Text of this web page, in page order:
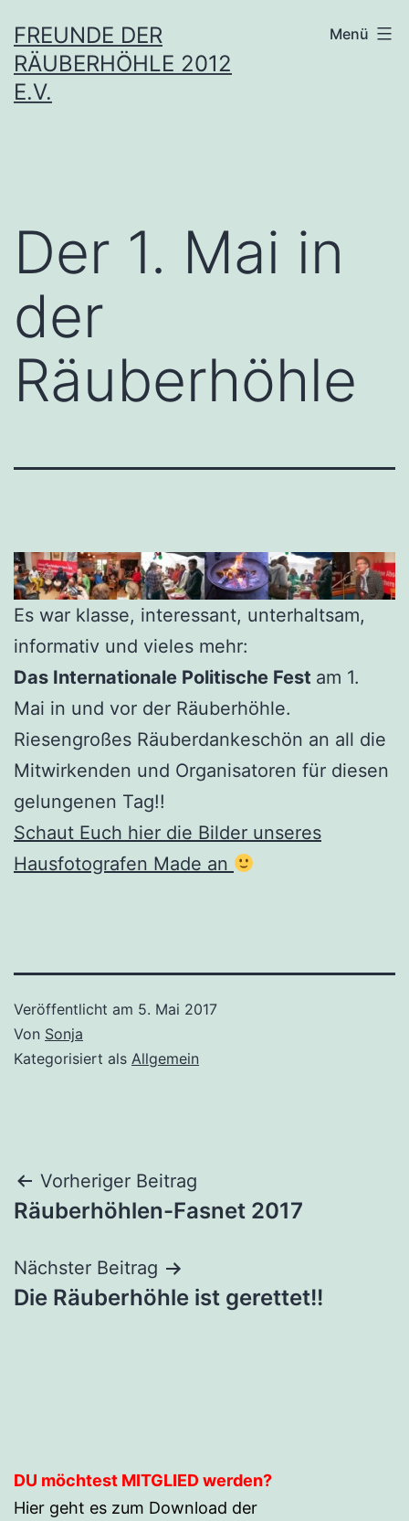
Inhalt
springen
FREUNDE DER
RÄUBERHÖHLE 2012
E.V.
Menü
Der 1. Mai in
der
Räuberhöhle
Es war klasse, interessant, unterhaltsam,
informativ und vieles mehr:
Das Internationale Politische Fest am 1.
Mai in und vor der Räuberhöhle.
Riesengroßes Räuberdankeschön an all die
Mitwirkenden und Organisatoren für diesen
gelungenen Tag!!
Schaut Euch hier die Bilder unseres
Hausfotografen Made an
Veröffentlicht am 5. Mai 2017
Von Sonja
Kategorisiert als Allgemein
Beitragsnavigation
Vorheriger Beitrag
Räuberhöhlen-Fasnet 2017
Nächster Beitrag
Die Räuberhöhle ist gerettet!!
DU möchtest MITGLIED werden?
Hier geht es zum Download der